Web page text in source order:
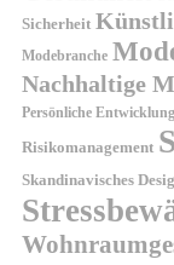
Sicherheit
Modebranche
Nachhaltige
Persönliche Entwicklung
Risikomanagement
Skandinavisches